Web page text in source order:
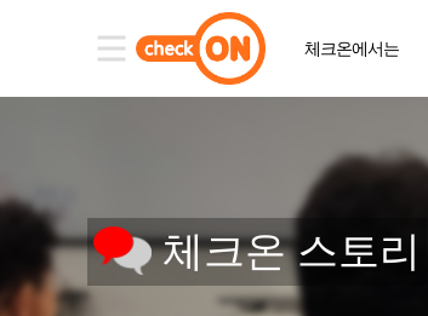
체크온에서는
체크온 스토리